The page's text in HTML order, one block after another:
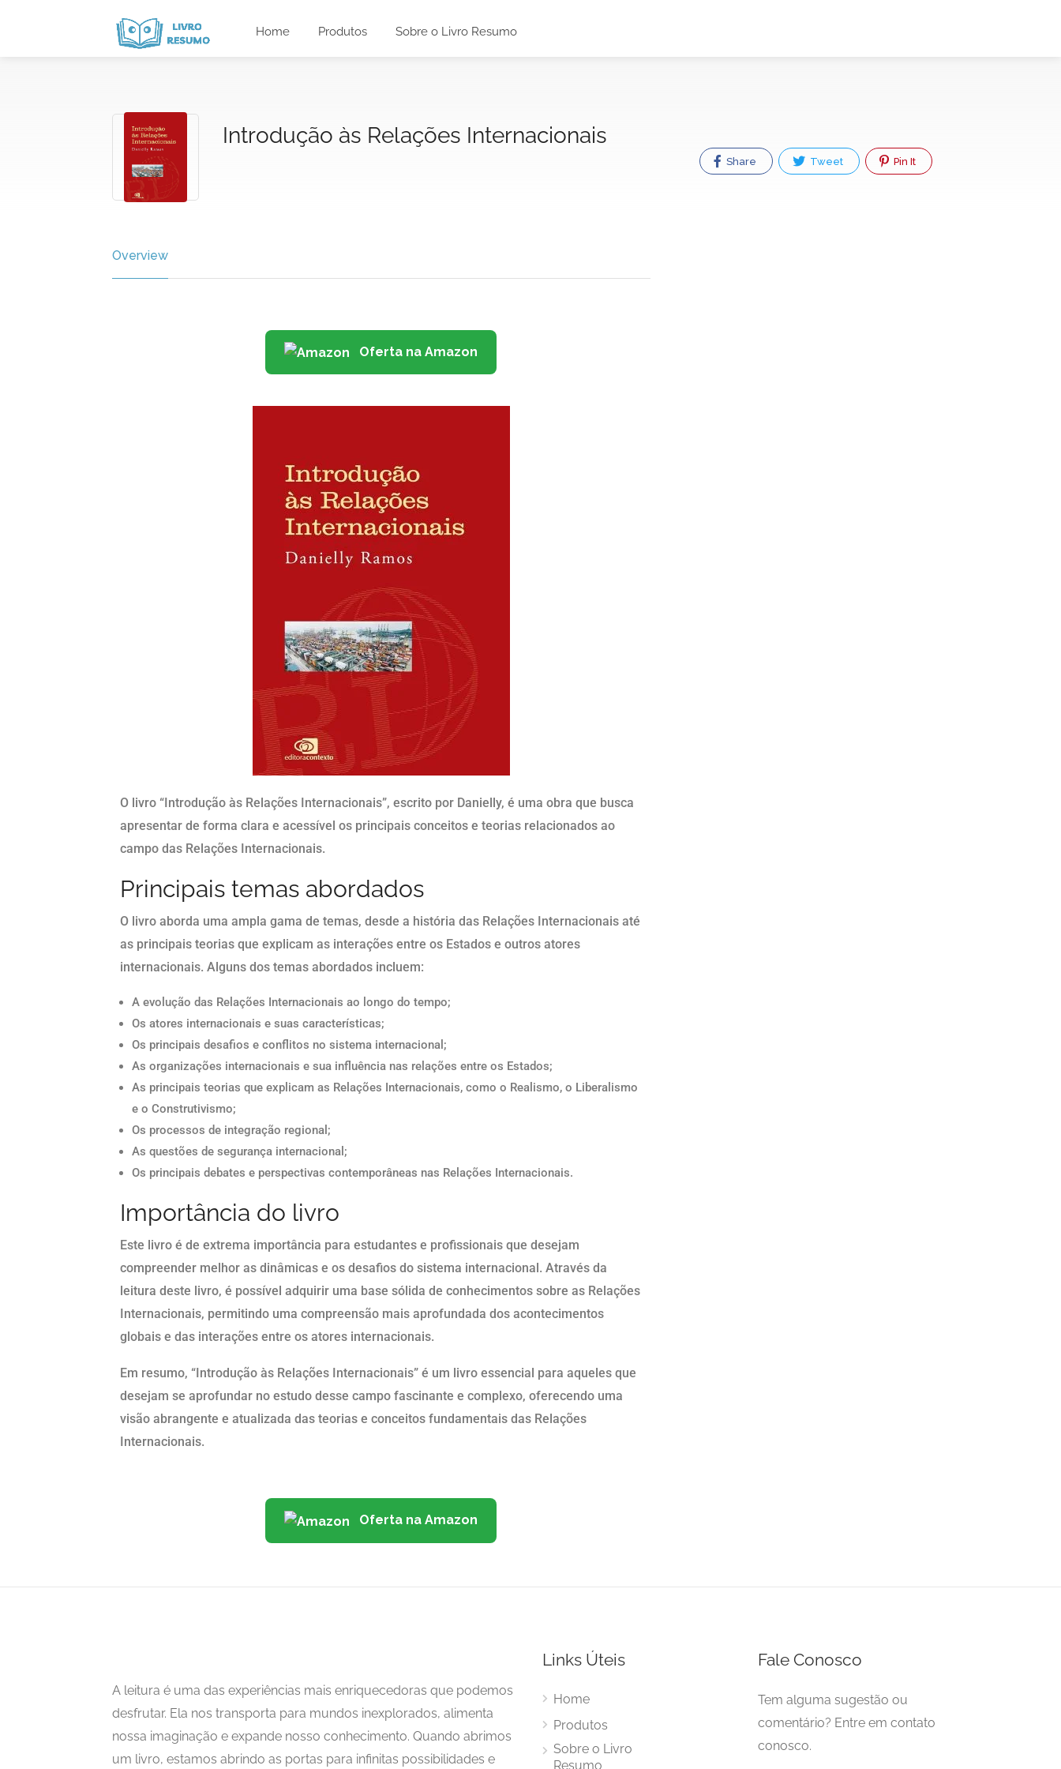
Home Produtos Sobre o Livro Resumo
Introdução às Relações Internacionais
Overview
Oferta na Amazon
O livro “Introdução às Relações Internacionais”, escrito por Danielly, é uma obra que busca
apresentar de forma clara e acessível os principais conceitos e teorias relacionados ao
campo das Relações Internacionais.
Principais temas abordados
O livro aborda uma ampla gama de temas, desde a história das Relações Internacionais até
as principais teorias que explicam as interações entre os Estados e outros atores
internacionais. Alguns dos temas abordados incluem:
A evolução das Relações Internacionais ao longo do tempo;
Os atores internacionais e suas características;
Os principais desafios e conflitos no sistema internacional;
As organizações internacionais e sua influência nas relações entre os Estados;
As principais teorias que explicam as Relações Internacionais, como o Realismo, o Liberalismo
e o Construtivismo;
Os processos de integração regional;
As questões de segurança internacional;
Os principais debates e perspectivas contemporâneas nas Relações Internacionais.
Importância do livro
Este livro é de extrema importância para estudantes e profissionais que desejam
compreender melhor as dinâmicas e os desafios do sistema internacional. Através da
leitura deste livro, é possível adquirir uma base sólida de conhecimentos sobre as Relações
Internacionais, permitindo uma compreensão mais aprofundada dos acontecimentos
globais e das interações entre os atores internacionais.
Em resumo, “Introdução às Relações Internacionais” é um livro essencial para aqueles que
desejam se aprofundar no estudo desse campo fascinante e complexo, oferecendo uma
visão abrangente e atualizada das teorias e conceitos fundamentais das Relações
Internacionais.
Oferta na Amazon
Share Tweet Pin It
A leitura é uma das experiências mais enriquecedoras que podemos
desfrutar. Ela nos transporta para mundos inexplorados, alimenta
nossa imaginação e expande nosso conhecimento. Quando abrimos
um livro, estamos abrindo as portas para infinitas possibilidades e
Links Úteis
Home
Produtos
Sobre o Livro
Resumo
Fale Conosco
Tem alguma sugestão ou
comentário? Entre em contato
conosco.